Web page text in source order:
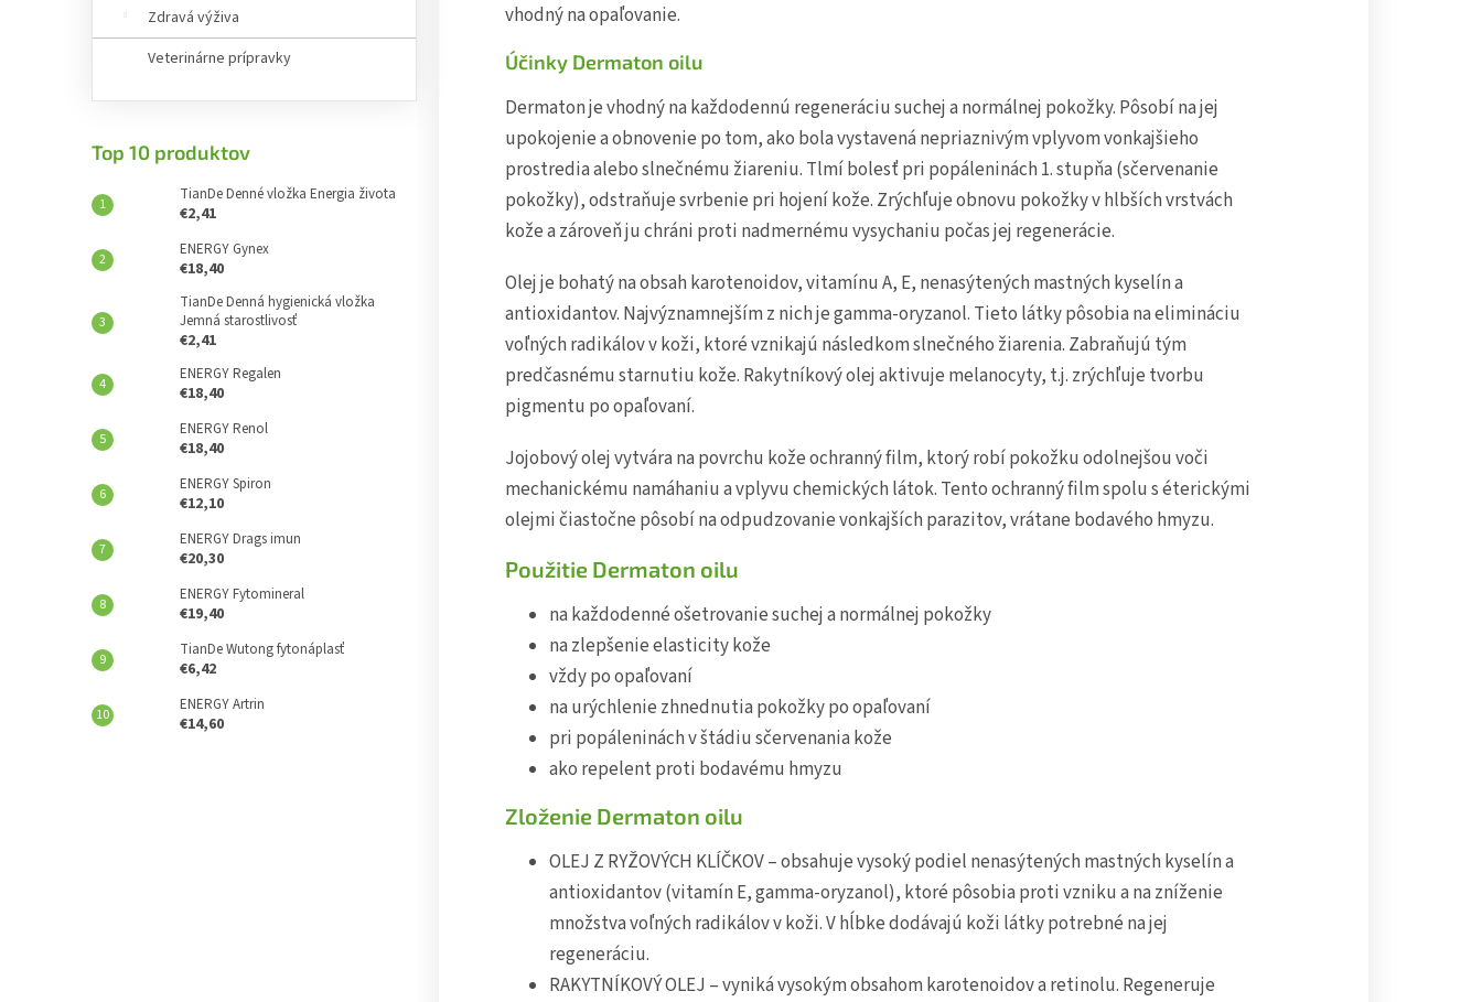
Zdravá výživa
Veterinárne prípravky
Top 10 produktov
TianDe Denné vložka Energia života
€2,41
ENERGY Gynex
€18,40
TianDe Denná hygienická vložka
Jemná starostlivosť
€2,41
ENERGY Regalen
€18,40
ENERGY Renol
€18,40
ENERGY Spiron
€12,10
ENERGY Drags imun
€20,30
ENERGY Fytomineral
€19,40
TianDe Wutong fytonáplasť
€6,42
ENERGY Artrin
€14,60
vhodný na opaľovanie.
Účinky Dermaton oilu
Dermaton je vhodný na každodennú regeneráciu suchej a normálnej pokožky. Pôsobí na jej
upokojenie a obnovenie po tom, ako bola vystavená nepriaznivým vplyvom vonkajšieho
prostredia alebo slnečnému žiareniu. Tlmí bolesť pri popáleninách 1. stupňa (sčervenanie
pokožky), odstraňuje svrbenie pri hojení kože. Zrýchľuje obnovu pokožky v hlbších vrstvách
kože a zároveň ju chráni proti nadmernému vysychaniu počas jej regenerácie.
Olej je bohatý na obsah karotenoidov, vitamínu A, E, nenasýtených mastných kyselín a
antioxidantov. Najvýznamnejším z nich je gamma-oryzanol. Tieto látky pôsobia na elimináciu
voľných radikálov v koži, ktoré vznikajú následkom slnečného žiarenia. Zabraňujú tým
predčasnému starnutiu kože. Rakytníkový olej aktivuje melanocyty, t.j. zrýchľuje tvorbu
pigmentu po opaľovaní.
Jojobový olej vytvára na povrchu kože ochranný film, ktorý robí pokožku odolnejšou voči
mechanickému namáhaniu a vplyvu chemických látok. Tento ochranný film spolu s éterickými
olejmi čiastočne pôsobí na odpudzovanie vonkajších parazitov, vrátane bodavého hmyzu.
Použitie Dermaton oilu
na každodenné ošetrovanie suchej a normálnej pokožky
na zlepšenie elasticity kože
vždy po opaľovaní
na urýchlenie zhnednutia pokožky po opaľovaní
pri popáleninách v štádiu sčervenania kože
ako repelent proti bodavému hmyzu
Zloženie Dermaton oilu
OLEJ Z RYŽOVÝCH KLÍČKOV – obsahuje vysoký podiel nenasýtených mastných kyselín a
antioxidantov (vitamín E, gamma-oryzanol), ktoré pôsobia proti vzniku a na zníženie
množstva voľných radikálov v koži. V hĺbke dodávajú koži látky potrebné na jej
regeneráciu.
RAKYTNÍKOVÝ OLEJ – vyniká vysokým obsahom karotenoidov a retinolu. Regeneruje